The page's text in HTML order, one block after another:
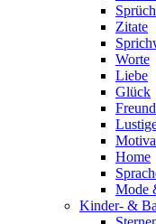
Zitate
Worte
Liebe
Glück
Home
Mode
Kinder- &